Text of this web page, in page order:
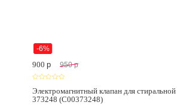
-6%
900p 950 p
Электромагнитный клапан для
373248 (C00373248)